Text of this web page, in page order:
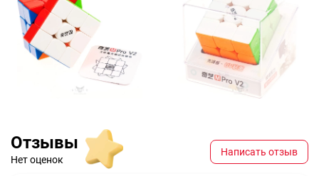
Отзывы
Нет оценок
Написать отзыв